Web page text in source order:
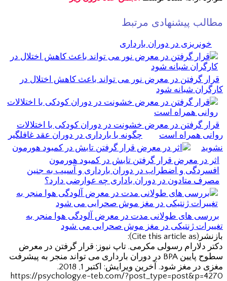
مطالب پیشنهادی مرتبط
خونریزی در دوران بارداری
قرار گرفتن در معرض نور می تواند باعث کاهش اختلال در
کارگران شبانه شود
قرار گرفتن در معرض خشونت در دوران کودکی با اختلالات
روانی همراه است
چگونه با بارداری در دوران عقد غافلگیر
نشوید
اثر در معرض قرار گرفتن تابش در کمبود هورمون
افسردگی و اضطراب در دوران بارداری و آسیب به جنین
مصرف متادون در دوران باداری چه عوارضی دارد؟
بررسی های طولانی مدت در معرض آلودگی هوا منجر به
تغییرات ژنتیکی در مغز موش صحرایی می شود
بازنشر(Cite this article as):
دکتر دلارام رسولی مکرمی. تاپ نیوز: قرار گرفتن در معرض
سطوح پایین BPA در دوران بارداری می تواند منجر به پیشرفت
مغزی در مغز شود. آخرین ویرایش: اکتبر 1, 2018.
https://psychology.e-teb.com/?post_type=post&p=4270